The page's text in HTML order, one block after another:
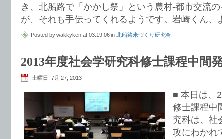
き、北船路で「かかし祭」という農村-都市交流
が、それも手伝ってくれるようです。岩崎くん、
Posted by wakkyken at 03:19:06 in 北船路米づくり研究会
2013年度社会学研究科修士課程中間
土曜日, 7月 27, 2013
■ 本日は、
修士課程中
究科は、社
攻にわかれ